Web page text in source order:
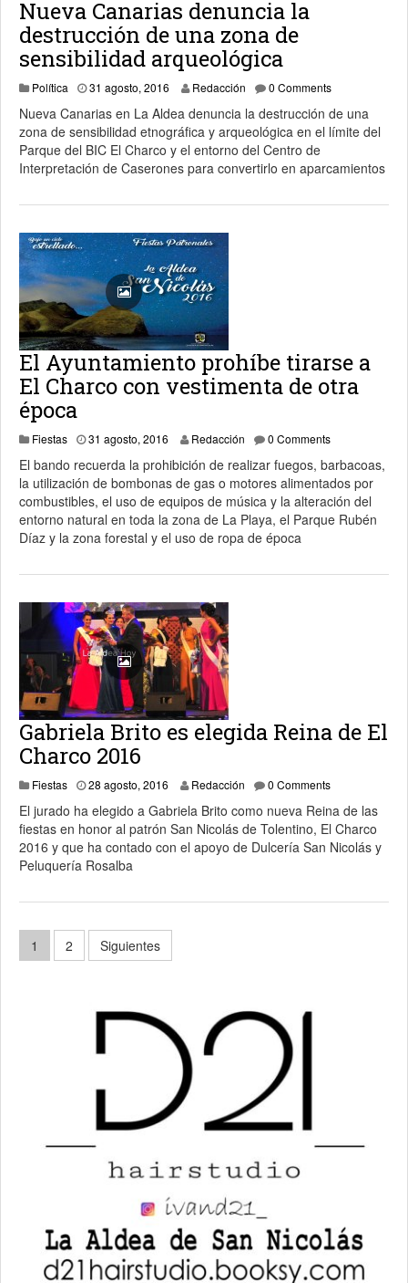
Nueva Canarias denuncia la
destrucción de una zona de
sensibilidad arqueológica
Política 31 agosto, 2016 1 septiembre, 2016
Redacción 0 Comments
Nueva Canarias en La Aldea denuncia la destrucción de una
zona de sensibilidad etnográfica y arqueológica en el límite del
Parque del BIC El Charco y el entorno del Centro de
Interpretación de Caserones para convertirlo en aparcamientos
El Ayuntamiento prohíbe tirarse a
El Charco con vestimenta de otra
época
Fiestas 31 agosto, 2016 1 septiembre, 2016
Redacción 0 Comments
El bando recuerda la prohibición de realizar fuegos, barbacoas,
la utilización de bombonas de gas o motores alimentados por
combustibles, el uso de equipos de música y la alteración del
entorno natural en toda la zona de La Playa, el Parque Rubén
Díaz y la zona forestal y el uso de ropa de época
Gabriela Brito es elegida Reina de El
Charco 2016
Fiestas 28 agosto, 2016 28 agosto, 2016
Redacción 0 Comments
El jurado ha elegido a Gabriela Brito como nueva Reina de las
fiestas en honor al patrón San Nicolás de Tolentino, El Charco
2016 y que ha contado con el apoyo de Dulcería San Nicolás y
Peluquería Rosalba
Paginación
entradas
1 2 Siguientes